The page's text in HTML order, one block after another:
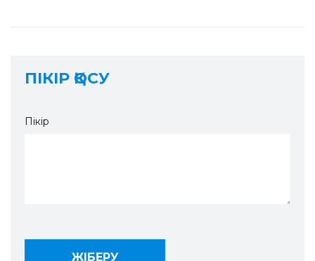
ПІКІР ҚОСУ
Пікір